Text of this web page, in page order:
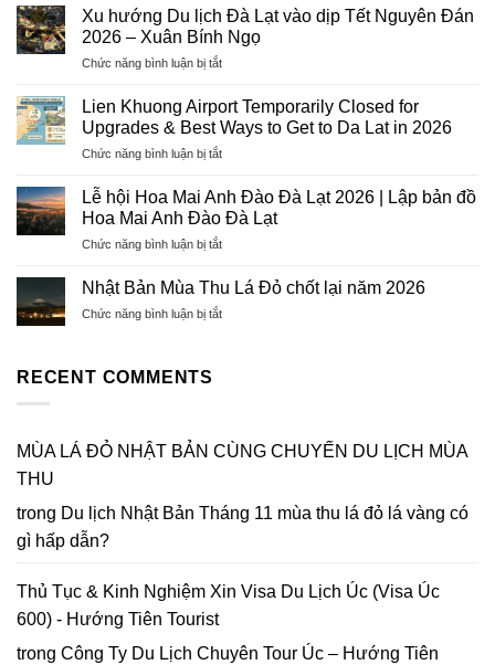
Vụ
Visa
Trọn
Gói
–
Hướng
Tourist:
Tín,
Chuyên
Tỷ
Đậu
Cao
Xu hướng Du lịch Đà Lạt vào dịp Tết Nguyên Đán
2026 – Xuân Bính Ngọ
Chức năng bình luận bị tắtở
hướng
Du
lịch
Đà
vào
dịp
Nguyên
2026
Lien Khuong Airport Temporarily Closed for
Upgrades & Best Ways to Get to Da Lat in 2026
Chức năng bình luận bị tắtở
Khuong
Airport
Temporarily
Closed
Upgrades
Best
in
Lễ hội Hoa Mai Anh Đào Đà Lạt 2026 | Lập bản đồ
Hoa Mai Anh Đào Đà Lạt
Chức năng bình luận bị tắtở
hội
Mai
Lập
Hoa
Lạt
Nhật Bản Mùa Thu Lá Đỏ chốt lại năm 2026
Chức năng bình luận bị tắtở
chốt
RECENT COMMENTS
MÙA LÁ ĐỎ NHẬT BẢN CÙNG CHUYẾN DU LỊCH MÙA
THU
trong Du lịch Nhật Bản Tháng 11 mùa thu lá đỏ lá vàng có
gì hấp dẫn?
Thủ Tục & Kinh Nghiệm Xin Visa Du Lịch Úc (Visa Úc
600) - Hướng Tiên Tourist
trong Công Ty Du Lịch Chuyên Tour Úc – Hướng Tiên